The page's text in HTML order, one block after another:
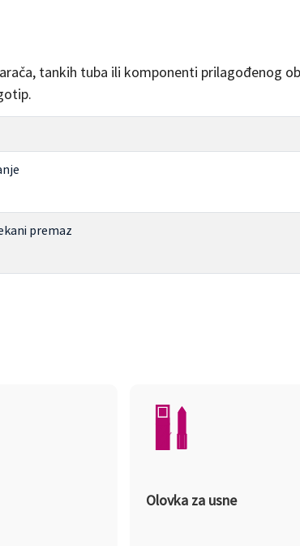
tankih tuba ili komponenti prilagođenog
premaz
Olovka za usne